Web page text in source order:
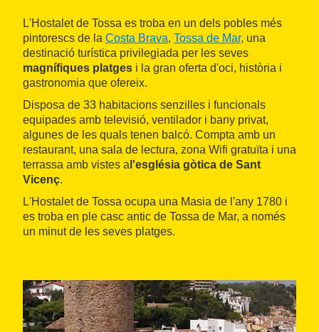
L'Hostalet de Tossa es troba en un dels pobles més
pintorescs de la Costa Brava, Tossa de Mar, una
destinació turística privilegiada per les seves
magnífiques platges i la gran oferta d'oci, història i
gastronomia que ofereix.
Disposa de 33 habitacions senzilles i funcionals
equipades amb televisió, ventilador i bany privat,
algunes de les quals tenen balcó. Compta amb un
restaurant, una sala de lectura, zona Wifi gratuïta i una
terrassa amb vistes a l'església gòtica de Sant
Vicenç.
L'Hostalet de Tossa ocupa una Masia de l'any 1780 i
es troba en ple casc antic de Tossa de Mar, a només
un minut de les seves platges.